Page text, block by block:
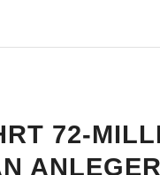
72-